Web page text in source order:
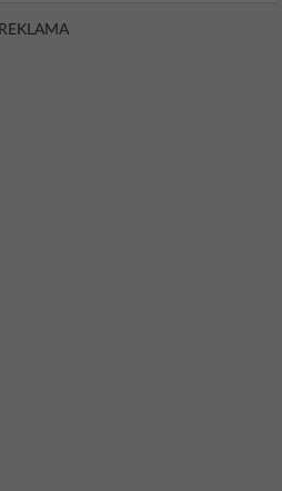
REKLAMA